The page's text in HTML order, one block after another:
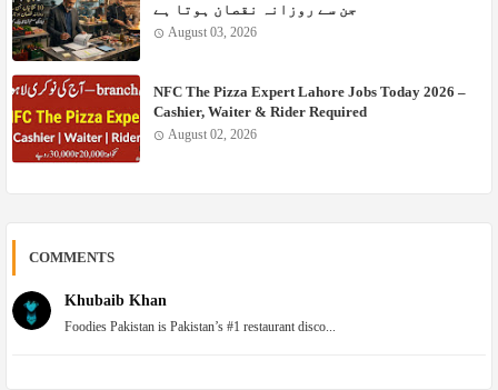
جن سے روزانہ نقصان ہوتا ہے
August 03, 2026
NFC The Pizza Expert Lahore Jobs Today 2026 –
Cashier, Waiter & Rider Required
August 02, 2026
COMMENTS
Khubaib Khan
Foodies Pakistan is Pakistan’s #1 restaurant disco...